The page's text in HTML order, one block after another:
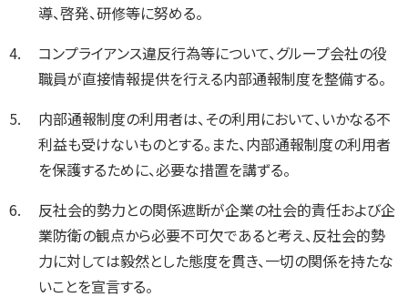
導、啓発、研修等に努める。
コンプライアンス違反行為等について、グループ会社の役
職員が直接情報提供を行える内部通報制度を整備する。
内部通報制度の利用者は、その利用において、いかなる不
利益も受けないものとする。また、内部通報制度の利用者
を保護するために、必要な措置を講ずる。
反社会的勢力との関係遮断が企業の社会的責任および企
業防衛の観点から必要不可欠であると考え、反社会的勢
力に対しては毅然とした態度を貫き、一切の関係を持たな
いことを宣言する。